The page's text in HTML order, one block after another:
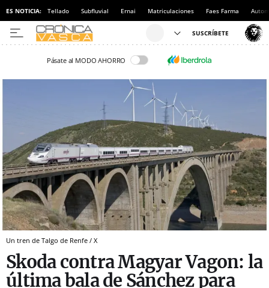
ES NOTICIA: Tellado Subfluvial Ernai Matriculaciones Faes Farma
Pásate al MODO AHORRO
Un tren de Talgo de Renfe / X
Skoda contra Magyar Vagon: la
última bala de Sánchez para